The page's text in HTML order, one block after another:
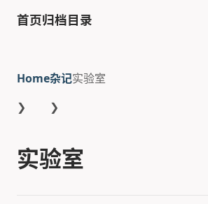
首页归档目录
Home
❯
杂记
❯
实验室
实验室